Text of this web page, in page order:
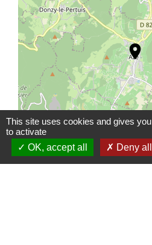
location_on
This site uses cookies and gives
to activate
OK, accept all
Deny